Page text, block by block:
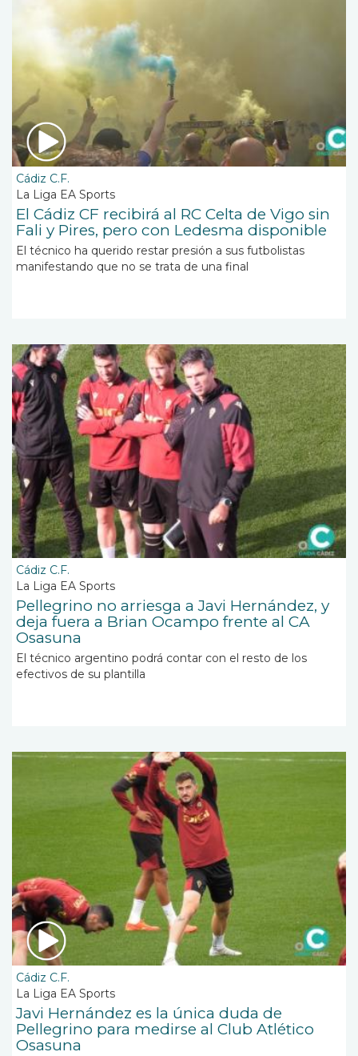
Cádiz C.F.
La Liga EA Sports
El Cádiz CF recibirá al RC Celta de Vigo sin
Fali y Pires, pero con Ledesma disponible
El técnico ha querido restar presión a sus futbolistas
manifestando que no se trata de una final
Cádiz C.F.
La Liga EA Sports
Pellegrino no arriesga a Javi Hernández, y
deja fuera a Brian Ocampo frente al CA
Osasuna
El técnico argentino podrá contar con el resto de los
efectivos de su plantilla
Cádiz C.F.
La Liga EA Sports
Javi Hernández es la única duda de
Pellegrino para medirse al Club Atlético
Osasuna